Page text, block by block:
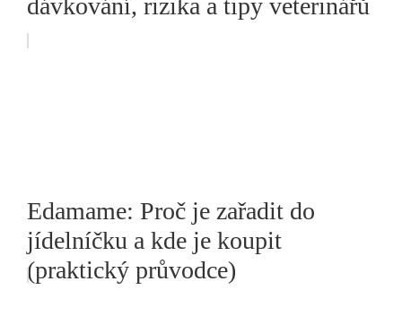
dávkování, rizika a tipy veterinářů
Edamame: Proč je zařadit do
jídelníčku a kde je koupit
(praktický průvodce)